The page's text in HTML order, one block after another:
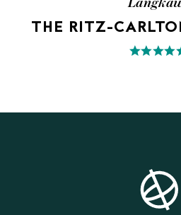
THE RITZ-